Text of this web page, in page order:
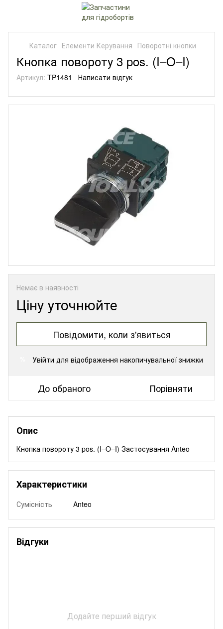
Каталог Елементи Керування Поворотні кнопки
Кнопка повороту 3 pos. (I–O–I)
Артикул: TP1481 Написати відгук
Немає в наявності
Ціну уточнюйте
Повідомити, коли з'явиться
Увійти для відображення накопичувальної знижки
До обраного Порівняти
Опис
Кнопка повороту 3 pos. (I–O–I) Застосування Anteo
Характеристики
Сумісність Anteo
Відгуки
Додайте перший відгук